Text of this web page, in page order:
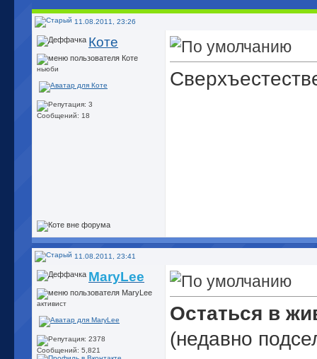
11.08.2011, 23:26
Коте
ньюби
Сообщений: 18
11.08.2011, 23:41
MaryLee
активист
Сообщений: 5,821
Остаться в
(недавно